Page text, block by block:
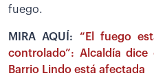
fuego.
MIRA AQUÍ: “El fuego
controlado”: Alcaldía
Barrio Lindo está afectada